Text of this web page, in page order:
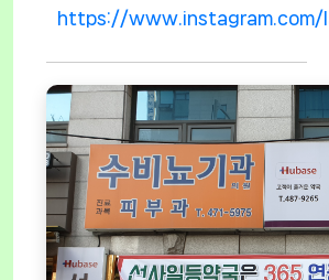
https://www.instagram.com/